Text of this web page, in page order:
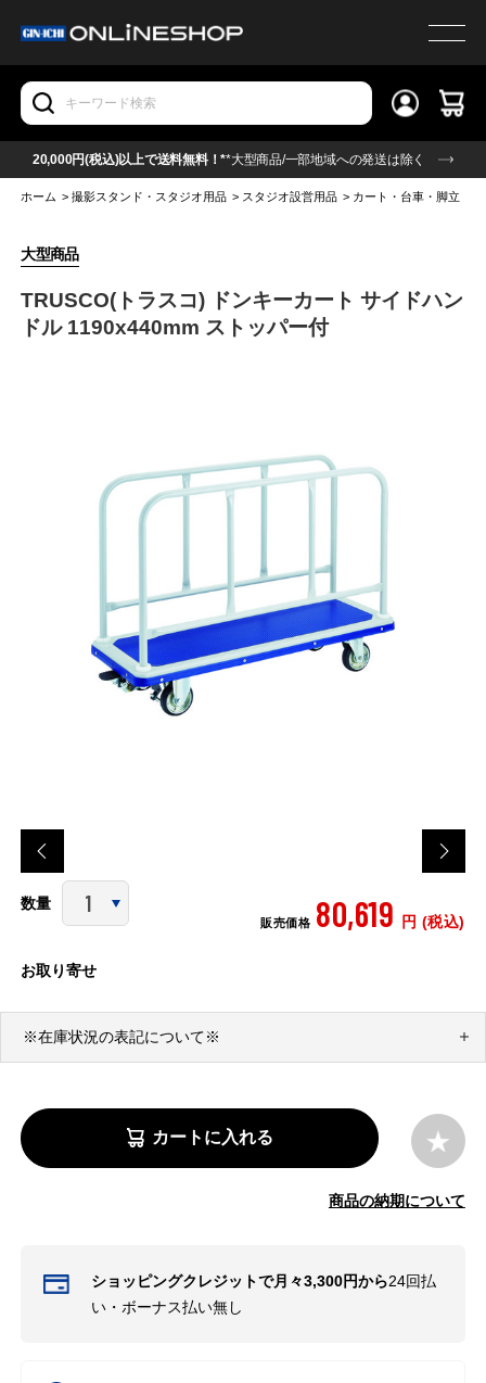
20,000円(税込)以上で送料無料！**大型商品/一部地域への発送は除く
ホーム >撮影スタンド・スタジオ用品 > スタジオ設営用品 > カート・台車・脚立
大型商品
TRUSCO(トラスコ) ドンキーカート サイドハン
ドル 1190x440mm ストッパー付
数量
販売価格 80,619 円 (税込)
お取り寄せ
※在庫状況の表記について※
カートに入れる
商品の納期について
ショッピングクレジットで月々3,300円から24回払
い・ボーナス払い無し